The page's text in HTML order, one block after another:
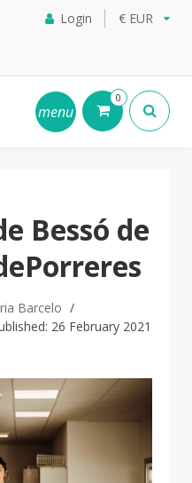
Login € EUR
menu
0
Bessó de
Barcelo
26 February 2021